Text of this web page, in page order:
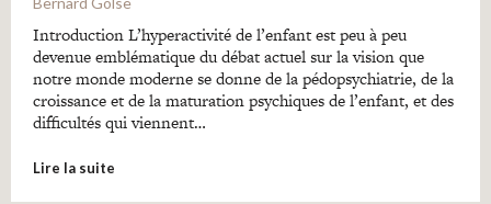
Introduction L’hyperactivité de l’enfant est peu à peu
devenue emblématique du débat actuel sur la vision que
notre monde moderne se donne de la pédopsychiatrie, de la
croissance et de la maturation psychiques de l’enfant, et des
difficultés qui viennent…
Lire la suite